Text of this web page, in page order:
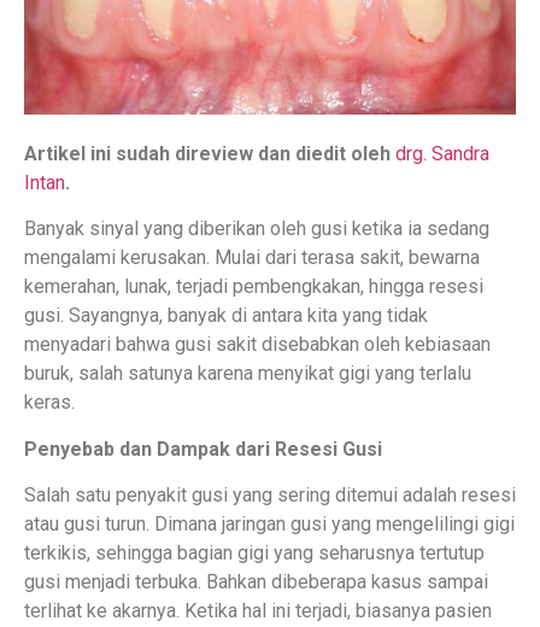
Artikel ini sudah direview dan diedit oleh drg. Sandra
Intan.
Banyak sinyal yang diberikan oleh gusi ketika ia sedang
mengalami kerusakan. Mulai dari terasa sakit, bewarna
kemerahan, lunak, terjadi pembengkakan, hingga resesi
gusi. Sayangnya, banyak di antara kita yang tidak
menyadari bahwa gusi sakit disebabkan oleh kebiasaan
buruk, salah satunya karena menyikat gigi yang terlalu
keras.
Penyebab dan Dampak dari Resesi Gusi
Salah satu penyakit gusi yang sering ditemui adalah resesi
atau gusi turun. Dimana jaringan gusi yang mengelilingi gigi
terkikis, sehingga bagian gigi yang seharusnya tertutup
gusi menjadi terbuka. Bahkan dibeberapa kasus sampai
terlihat ke akarnya. Ketika hal ini terjadi, biasanya pasien